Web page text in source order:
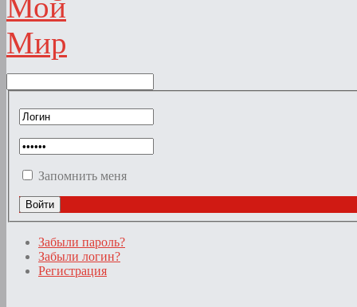
Запомнить меня
Забыли пароль?
Забыли логин?
Регистрация